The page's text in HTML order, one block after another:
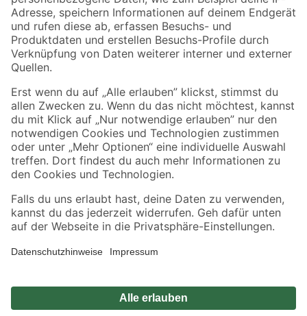
Zahlungsarten Versandarten
Sicher einkaufen
Jetzt die toom-App herunterladen
Alle Preisangaben in EUR inkl. gesetzl. MwSt.. Die dargestellten Angebote sind unter
Umständen nicht in allen Märkten verfügbar. Die angegebenen Verfügbarkeiten beziehen
Produkte nur solange der Vorrat reicht.
*Paketversand ab 59 € versandkostenfrei, gilt nicht für Artikel mit Speditionsversand, hier
Privatsphäre Impressum
Nutzungsbedingungen
Widerrufsrecht Vertrag widerrufen